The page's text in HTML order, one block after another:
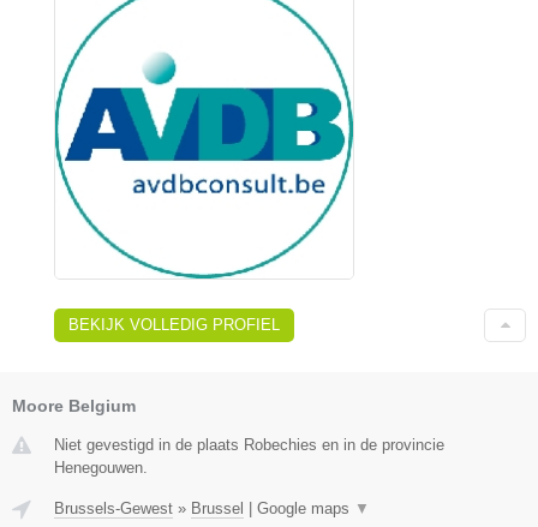
BEKIJK VOLLEDIG PROFIEL
Moore Belgium
Niet gevestigd in de plaats Robechies en in de provincie
Henegouwen.
Brussels-Gewest » Brussel | Google maps ▼